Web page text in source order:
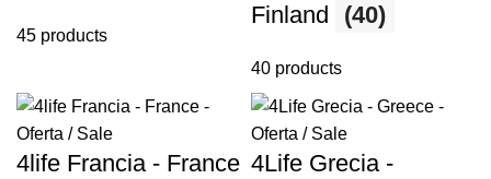
45 products
Finland
(40)
40 products
4life Francia - France 4Life Grecia -